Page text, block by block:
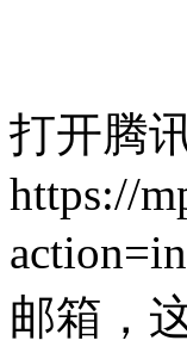
打开腾
https://
邮箱，